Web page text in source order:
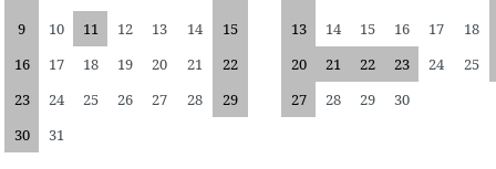
9
10 11 12 13 14
15
16
17 18 19 20 21
22
23
24 25 26 27 28
29
30
31
13
14 15 16 17 18
20
21 22 23 24 25
27
28 29 30